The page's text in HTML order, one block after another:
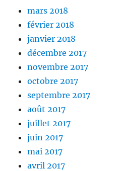
mars 2018
février 2018
janvier 2018
décembre 2017
novembre 2017
octobre 2017
septembre 2017
août 2017
juillet 2017
juin 2017
mai 2017
avril 2017